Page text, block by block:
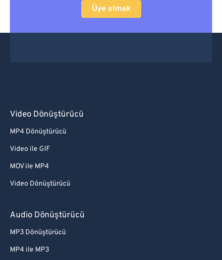
Üye olmak
Video Dönüştürücü
MP4 Dönüştürücü
Video ile GIF
MOV ile MP4
Video Dönüştürücü
Audio Dönüştürücü
MP3 Dönüştürücü
MP4 ile MP3